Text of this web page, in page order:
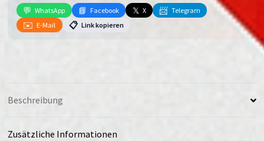
💬 WhatsApp 📘 Facebook 𝕏 X 📨 Telegram
✉️ E-Mail 📋 Link kopieren
Beschreibung
Zusätzliche Informationen